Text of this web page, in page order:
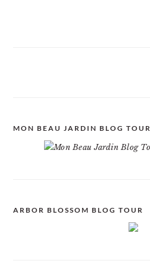
MON BEAU JARDIN BLOG TOUR
ARBOR BLOSSOM BLOG TOUR